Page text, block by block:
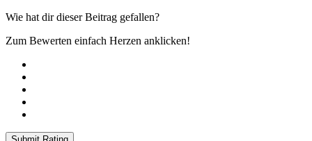
Wie hat dir dieser Beitrag gefallen?
Zum Bewerten einfach Herzen anklicken!